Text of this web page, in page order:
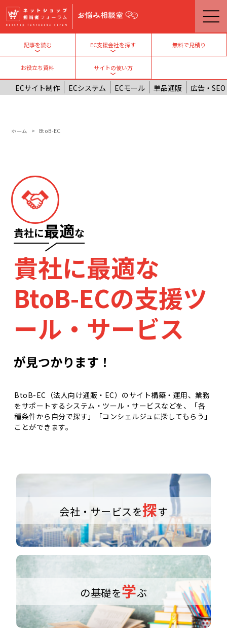
メインコンテンツに移動
記事を読む
Toggle submenu
EC支援会社を探す
Toggle submenu
無料で見積り
お役立ち資料
サイトの使い方
Toggle submenu
ECサイト制作 ECシステム ECモール 単品通販 広告・SEO
パンくず
ホーム BtoB-EC
貴社に最適な
​
貴社に最適な
BtoB-ECの支援ツ
ール・サービス
が見つかります！
BtoB-EC（法人向け通販・EC）のサイト構築・運用、業務
をサポートするシステム・ツール・サービスなどを、「各
種条件から自分で探す」「コンシェルジュに探してもらう」
ことができます。
会社・サービスを探す
の基礎を学ぶ